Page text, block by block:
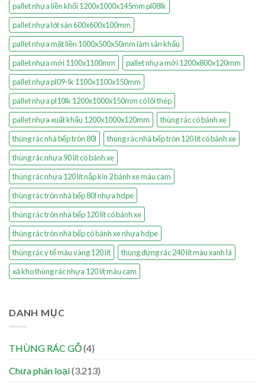
pallet nhựa liền khối 1200x1000x145mm pl08lk
pallet nhựa lót sàn 600x600x100mm
pallet nhựa mặt liền 1000x500x50mm làm sân khấu
pallet nhựa mới 1100x1100mm
pallet nhựa mới 1200x800x120mm
pallet nhựa pl09-lk 1100x1100x150mm
pallet nhựa pl10lk 1200x1000x150mm có lõi thép
pallet nhựa xuất khẩu 1200x1000x120mm
thùng rác có bánh xe
thùng rác nhà bếp tròn 80l
thùng rác nhà bếp tròn 120 lít có bánh xe
thùng rác nhựa 90 lít có bánh xe
thùng rác nhựa 120 lít nắp kín 2 bánh xe màu cam
thùng rác tròn nhà bếp 80l nhựa hdpe
thùng rác tròn nhà bếp 120 lít có bánh xe
thùng rác tròn nhà bếp có bánh xe nhựa hdpe
thùng rác y tế màu vàng 120 lít
thùng đựng rác 240 lít màu xanh lá
xả kho thùng rác nhựa 120 lít màu cam
DANH MỤC
THÙNG RÁC GỖ(4)
Chưa phân loại(3.213)